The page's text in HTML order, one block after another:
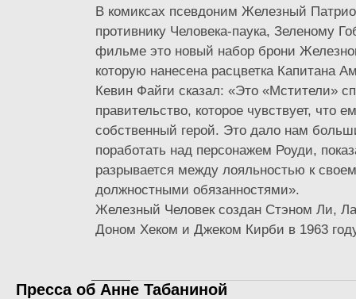
В комиксах псевдоним Железный
противнику Человека-паука, Зеленому
фильме это новый набор брони
которую нанесена расцветка Капитана
Кевин Файги сказал: «Это «Мстители»
правительство, которое чувствует, что
собственный герой. Это дало нам
поработать над персонажем Роуди,
разрывается между лояльностью к
должностными обязанностями».
Железный Человек создан Стэном Ли,
Доном Хеком и Джеком Кирби в 1963
Пресса об Анне Табаниной